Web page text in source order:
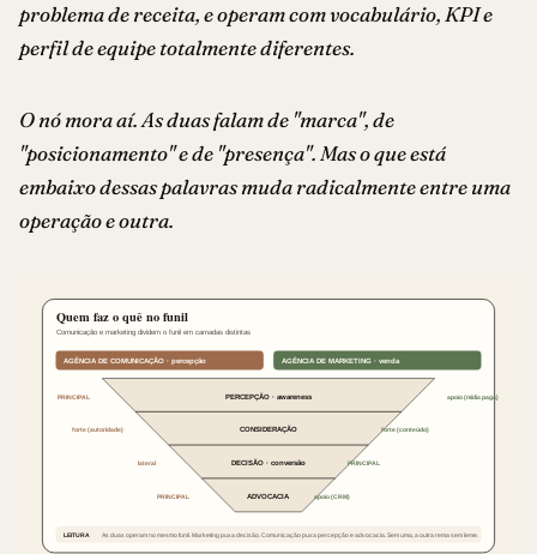
problema de receita, e operam com vocabulário, KPI e
perfil de equipe totalmente diferentes.
O nó mora aí. As duas falam de "marca", de
"posicionamento" e de "presença". Mas o que está
embaixo dessas palavras muda radicalmente entre uma
operação e outra.